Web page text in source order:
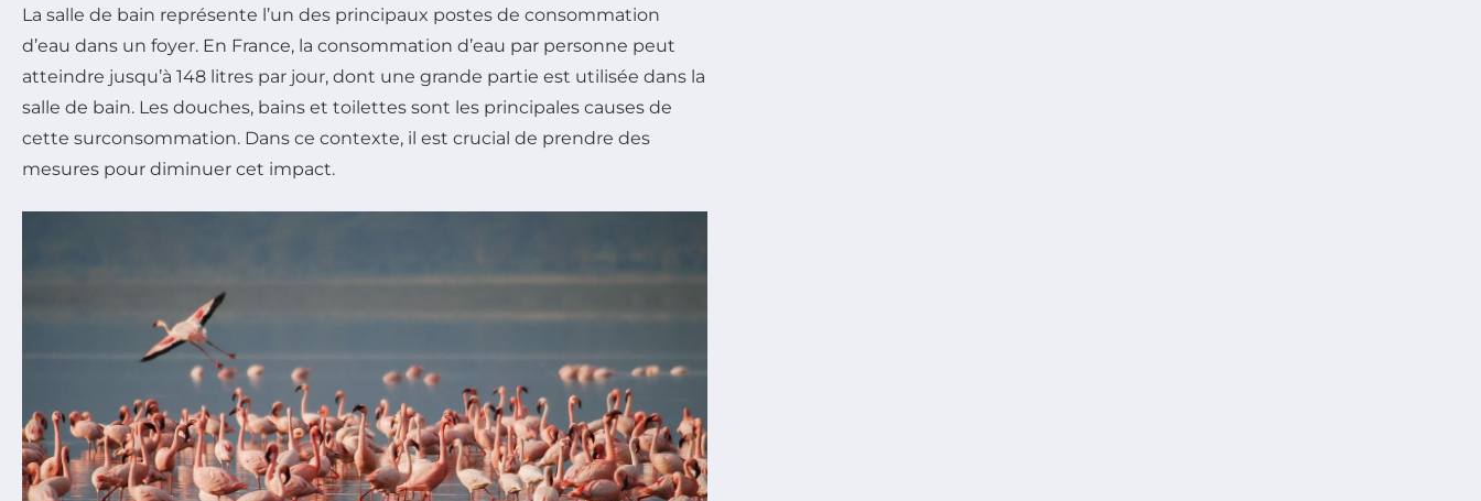
La salle de bain représente l’un des principaux postes de consommation
d’eau dans un foyer. En France, la consommation d’eau par personne peut
atteindre jusqu’à 148 litres par jour, dont une grande partie est utilisée dans la
salle de bain. Les douches, bains et toilettes sont les principales causes de
cette surconsommation. Dans ce contexte, il est crucial de prendre des
mesures pour diminuer cet impact.